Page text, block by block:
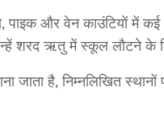
और वेन काउंटियों में कई
उन्हें शरद ऋतु में स्कूल लौटने के
है, निम्नलिखित